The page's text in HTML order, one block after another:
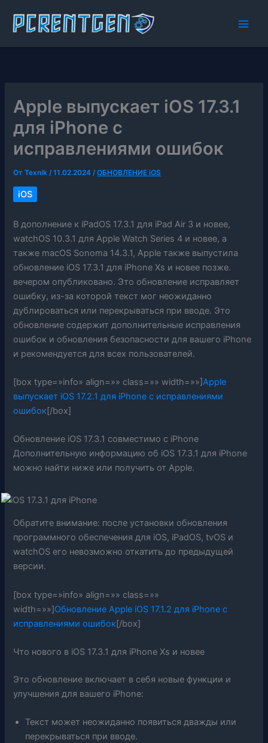
содержимому
Apple выпускает iOS 17.3.1
для iPhone с
исправлениями ошибок
ОтTexnik/11.02.2024/ОБНОВЛЕНИЕ iOS
iOS
В дополнение к iPadOS 17.3.1 для iPad Air 3 и новее,
watchOS 10.3.1 для Apple Watch Series 4 и новее, а
также macOS Sonoma 14.3.1, Apple также выпустила
обновление iOS 17.3.1 для iPhone Xs и новее позже.
вечером опубликовано. Это обновление исправляет
ошибку, из-за которой текст мог неожиданно
дублироваться или перекрываться при вводе. Это
обновление содержит дополнительные исправления
ошибок и обновления безопасности для вашего iPhone
и рекомендуется для всех пользователей.
[box type=»info» align=»» class=»» width=»»]Apple
выпускает iOS 17.2.1 для iPhone с исправлениями
ошибок[/box]
Обновление iOS 17.3.1 совместимо с iPhone
Дополнительную информацию об iOS 17.3.1 для iPhone
можно найти ниже или получить от Apple.
Обратите внимание: после установки обновления
программного обеспечения для iOS, iPadOS, tvOS и
watchOS его невозможно откатить до предыдущей
версии.
[box type=»info» align=»» class=»»
width=»»]Обновление Apple iOS 17.1.2 для iPhone с
исправлениями ошибок[/box]
Что нового в iOS 17.3.1 для iPhone Xs и новее
Это обновление включает в себя новые функции и
улучшения для вашего iPhone:
Текст может неожиданно появиться дважды или
перекрываться при вводе.